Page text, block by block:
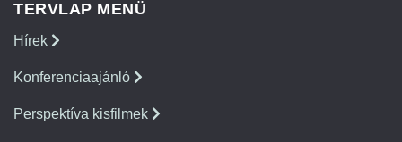
TERVLAP MENÜ
Hírek
Konferenciaajánló
Perspektíva kisfilmek